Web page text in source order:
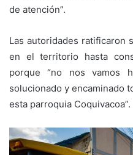
de atención”.
Las autoridades ratificaron
en el territorio hasta
porque “no nos vamos
solucionado y encaminado
esta parroquia Coquivacoa”.